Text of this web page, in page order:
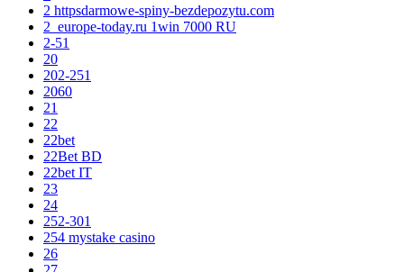
2 httpsdarmowe-spiny-bezdepozytu.com
2_europe-today.ru 1win 7000 RU
2-51
20
202-251
2060
21
22
22bet
22Bet BD
22bet IT
23
24
252-301
254 mystake casino
26